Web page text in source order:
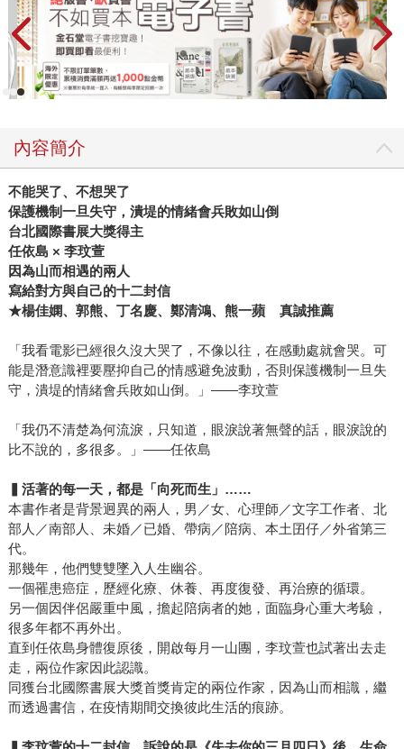
內容簡介
不能哭了、不想哭了
保護機制一旦失守，潰堤的情緒會兵敗如山倒
台北國際書展大獎得主
任依島 × 李玟萱
因為山而相遇的兩人
寫給對方與自己的十二封信
★楊佳嫻、郭熊、丁名慶、鄭清鴻、熊一蘋 真誠推薦
「我看電影已經很久沒大哭了，不像以往，在感動處就會哭。可
能是潛意識裡要壓抑自己的情感避免波動，否則保護機制一旦失
守，潰堤的情緒會兵敗如山倒。」——李玟萱
「我仍不清楚為何流淚，只知道，眼淚說著無聲的話，眼淚說的
比不說的，多很多。」——任依島
活著的每一天，都是「向死而生」……
本書作者是背景迥異的兩人，男／女、心理師／文字工作者、北
部人／南部人、未婚／已婚、帶病／陪病、本土囝仔／外省第三
代。
那幾年，他們雙雙墜入人生幽谷。
一個罹患癌症，歷經化療、休養、再度復發、再治療的循環。
另一個因伴侶嚴重中風，擔起陪病者的她，面臨身心重大考驗，
很多年都不再外出。
直到任依島身體復原後，開啟每月一山團，李玟萱也試著出去走
走，兩位作家因此認識。
同獲台北國際書展大獎首獎肯定的兩位作家，因為山而相識，繼
而透過書信，在疫情期間交換彼此生活的痕跡。